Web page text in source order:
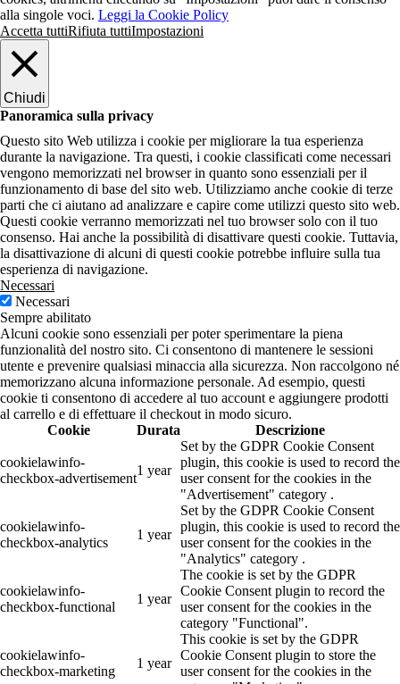
alla singole voci. Leggi la Cookie Policy
Accetta tuttiRifiuta tuttiImpostazioni
Chiudi
Panoramica sulla privacy
Questo sito Web utilizza i cookie per migliorare la tua esperienza
durante la navigazione. Tra questi, i cookie classificati come necessari
vengono memorizzati nel browser in quanto sono essenziali per il
funzionamento di base del sito web. Utilizziamo anche cookie di terze
parti che ci aiutano ad analizzare e capire come utilizzi questo sito web.
Questi cookie verranno memorizzati nel tuo browser solo con il tuo
consenso. Hai anche la possibilità di disattivare questi cookie. Tuttavia,
la disattivazione di alcuni di questi cookie potrebbe influire sulla tua
esperienza di navigazione.
Necessari
Necessari
Sempre abilitato
Alcuni cookie sono essenziali per poter sperimentare la piena
funzionalità del nostro sito. Ci consentono di mantenere le sessioni
utente e prevenire qualsiasi minaccia alla sicurezza. Non raccolgono né
memorizzano alcuna informazione personale. Ad esempio, questi
cookie ti consentono di accedere al tuo account e aggiungere prodotti
al carrello e di effettuare il checkout in modo sicuro.
Cookie
Durata Descrizione
cookielawinfo-
checkbox-advertisement
1 year
Set by the GDPR Cookie Consent
plugin, this cookie is used to record the
user consent for the cookies in the
"Advertisement" category .
cookielawinfo-
checkbox-analytics
1 year
Set by the GDPR Cookie Consent
plugin, this cookie is used to record the
user consent for the cookies in the
"Analytics" category .
cookielawinfo-
checkbox-functional
1 year
The cookie is set by the GDPR
Cookie Consent plugin to record the
user consent for the cookies in the
category "Functional".
cookielawinfo-
checkbox-marketing
1 year
This cookie is set by the GDPR
Cookie Consent plugin to store the
user consent for the cookies in the